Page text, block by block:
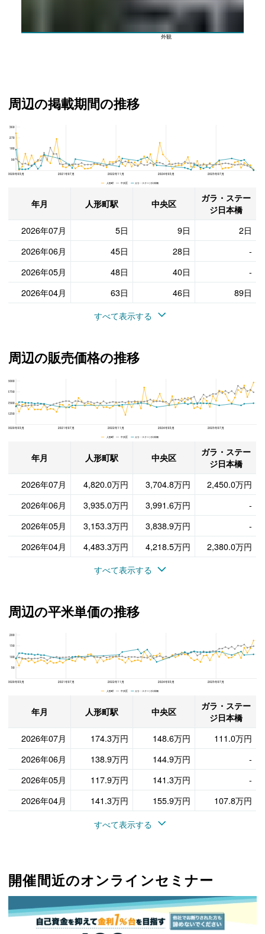
周辺の掲載期間の推移
2020年03月 2021年07月 2022年11月 2024年03月 2025年07月
360
270
180
90
人形町 中央区 ガラ・ステージ日本橋
年月 人形町駅 中央区
ガラ・ステー
ジ日本橋
2026年07月
5日 9日
2日
2026年06月
45日 28日
-
2026年05月
48日 40日
-
2026年04月
63日 46日
89日
すべて表示する
周辺の販売価格の推移
ガラ・ステージ日本橋、中央区と人形町駅の周辺の販売価格の推移
2020年03月 2021年07月 2022年11月 2024年03月 2025年07月
5000
3750
2500
1250
人形町 中央区 ガラ・ステージ日本橋
年月 人形町駅 中央区
ガラ・ステー
ジ日本橋
2026年07月
4,820.0万円 3,704.8万円
2,450.0万円
2026年06月
3,935.0万円 3,991.6万円
-
2026年05月
3,153.3万円 3,838.9万円
-
2026年04月
4,483.3万円 4,218.5万円
2,380.0万円
すべて表示する
周辺の平米単価の推移
2020年03月 2021年07月 2022年11月 2024年03月 2025年07月
200
150
100
50
人形町 中央区 ガラ・ステージ日本橋
年月 人形町駅 中央区
ガラ・ステー
ジ日本橋
2026年07月
174.3万円 148.6万円
111.0万円
2026年06月
138.9万円 144.9万円
-
2026年05月
117.9万円 141.3万円
-
2026年04月
141.3万円 155.9万円
107.8万円
すべて表示する
開催間近のオンラインセミナー